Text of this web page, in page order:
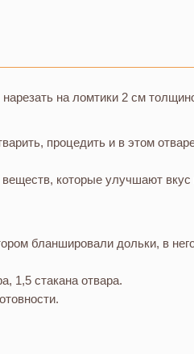
на ломтики 2 см
процедить и в этом
которые улучшают вкус
бланшировали дольки, в
1,5 стакана отвара.